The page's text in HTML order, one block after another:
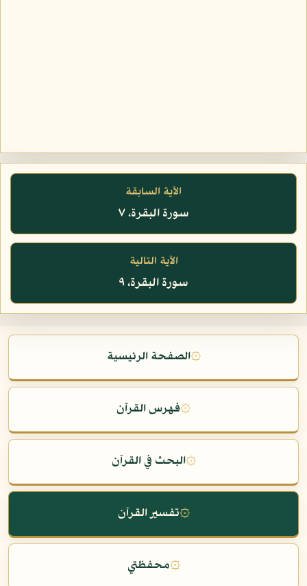
الآية السابقة
سورة البقرة، ٧
الآية التالية
سورة البقرة، ٩
۞الصفحة الرئيسية
۞فهرس القرآن
۞البحث في القرآن
۞تفسير القرآن
۞محفظتي